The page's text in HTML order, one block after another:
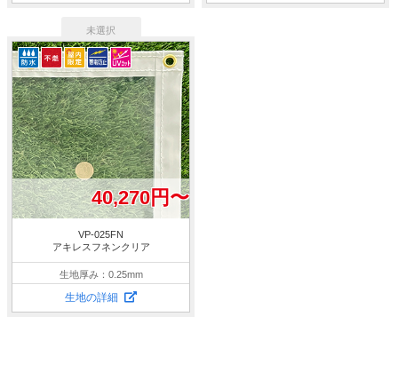
40,270円〜
VP-025FN
アキレスフネンクリア
生地厚み：0.25mm
生地の詳細